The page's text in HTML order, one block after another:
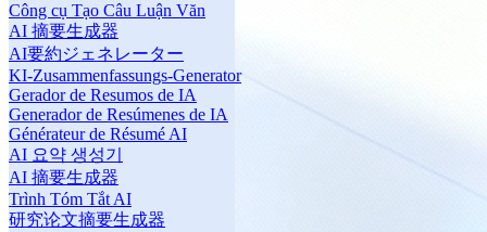
Công cụ Tạo Câu Luận Văn
AI 摘要生成器
AI要約ジェネレーター
KI-Zusammenfassungs-Generator
Gerador de Resumos de IA
Generador de Resúmenes de IA
Générateur de Résumé AI
AI 요약 생성기
AI 摘要生成器
Trình Tóm Tắt AI
研究论文摘要生成器